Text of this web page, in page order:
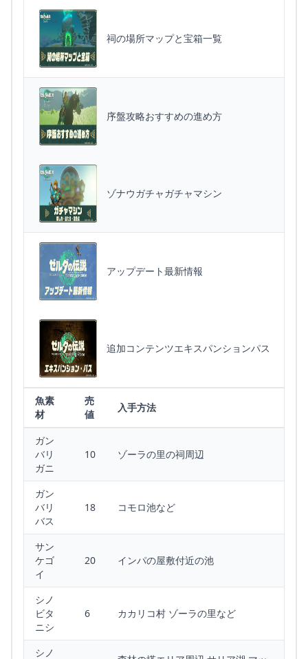
祠の場所マップと宝箱一覧
序盤攻略おすすめの進め方
ゾナウガチャガチャマシン
アップデート最新情報
追加コンテンツエキスパンションパス
魚素
材
売
値
入手方法
ガン
バリ
ガニ
10 ゾーラの里の祠周辺
ガン
バリ
バス
18 コモロ池など
サン
ケゴ
イ
20 インパの屋敷付近の池
シノ
ビタ
ニシ
6 カカリコ村 ゾーラの里など
シノ